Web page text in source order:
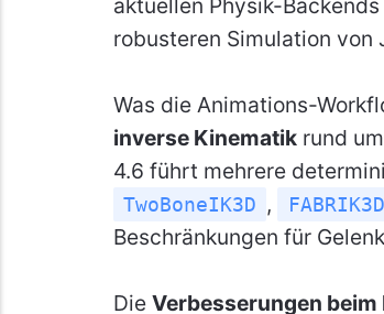
aktuellen Physik-
robusteren Simulation von
Was die Animations-
inverse Kinematikrund
4.6 führt mehrere
TwoBoneIK3D , FABRIK3D
Beschränkungen für
Die Verbesserungen beim